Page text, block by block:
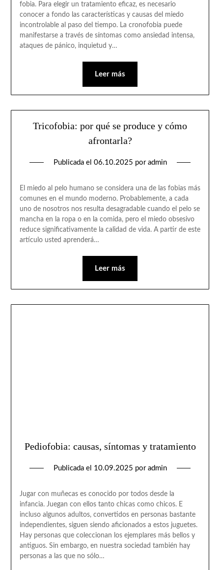
fobia. Para elegir un tratamiento eficaz, es necesario
conocer a fondo las características y causas del miedo
incontrolable al paso del tiempo. La cronofobia puede
manifestarse a través de síntomas como ansiedad intensa,
ataques de pánico, inquietud y…
Leer más
Tricofobia: por qué se produce y cómo
afrontarla?
Publicada el 06.10.2025 por admin
El miedo al pelo humano se considera una de las fobias más
comunes en el mundo moderno. Probablemente, a cada
uno de nosotros nos resulta desagradable cuando el pelo se
mancha en la ropa o en la comida, pero el miedo obsesivo
reduce significativamente la calidad de vida. A partir de este
artículo usted aprenderá…
Leer más
Pediofobia: causas, síntomas y tratamiento
Publicada el 10.09.2025 por admin
Jugar con muñecas es conocido por todos desde la
infancia. Juegan con ellos tanto chicas como chicos. E
incluso algunos adultos, convertidos en personas bastante
independientes, siguen siendo aficionados a estos juguetes.
Hay personas que coleccionan los ejemplares más bellos y
antiguos. Sin embargo, en nuestra sociedad también hay
personas a las que no sólo…